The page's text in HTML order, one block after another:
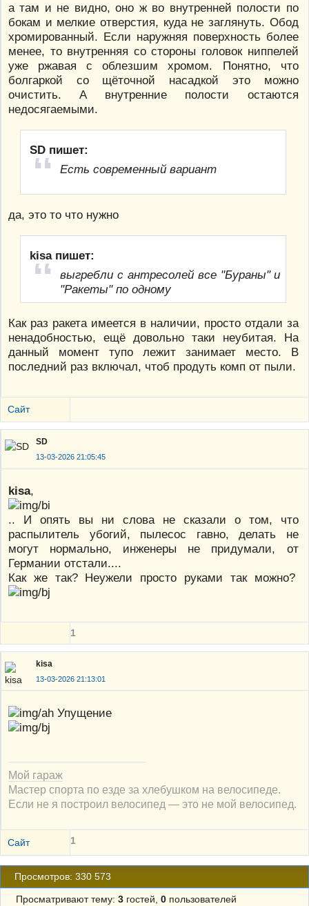
а там и не видно, оно ж во внутренней полости по
бокам и мелкие отверстия, куда не заглянуть. Обод
хромированный. Если наружняя поверхность более
менее, то внутренняя со стороны головок ниппелей
уже ржавая с облезшим хромом. Понятно, что
болгаркой со щёточной насадкой это можно
очистить. А внутренние полости остаются
недосягаемыми.
SD пишет:
Есть современный вариант
да, это то что нужно
kisa пишет:
выгребли с антресолей все "Бураны" и
"Ракеты" по одному
Как раз ракета имеется в наличии, просто отдали за
ненадобностью, ещё довольно таки неубитая. На
данный момент тупо лежит занимает место. В
последний раз включал, чтоб продуть комп от пыли.
Сайт
SD
13-03-2026 21:05:45
kisa,
.. И опять вы ни слова не сказали о том, что
распылитель убогий, пылесос гавно, делать не
могут нормально, инженеры не придумали, от
Германии отстали....
Как же так? Неужели просто руками так можно?
1
kisa
13-03-2026 21:13:01
Упущение
Мой гараж
Мастер спорта по езде за хлебушком на велосипеде.
Если не я построил велосипед — это не мой велосипед.
Сайт 1
Просмотров: 330 573
Просматривают тему: 3гостей, 0пользователей